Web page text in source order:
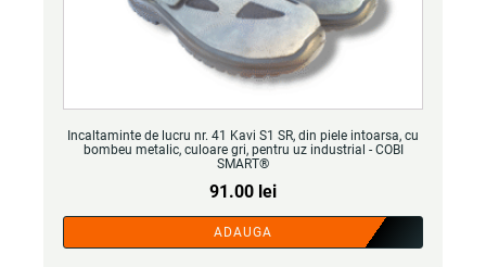
Incaltaminte de lucru nr. 41 Kavi S1 SR, din piele intoarsa, cu
bombeu metalic, culoare gri, pentru uz industrial - COBI
SMART®
91.00 lei
ADAUGA